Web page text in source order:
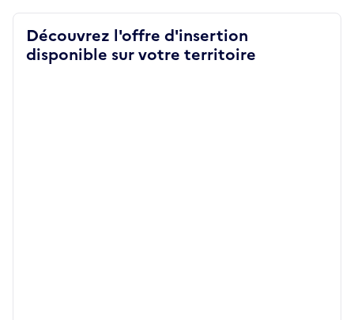
Découvrez l'offre d'insertion
disponible sur votre territoire